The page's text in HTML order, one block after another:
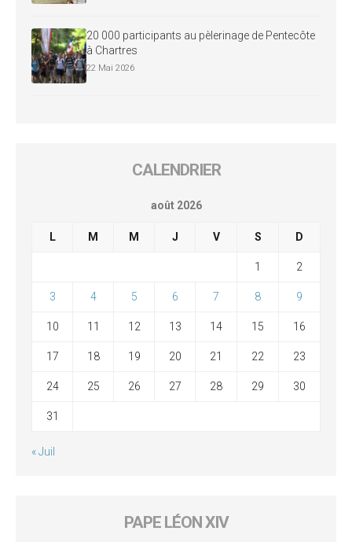
20 000 participants au pèlerinage de Pentecôte
à Chartres
22 Mai 2026
CALENDRIER
août 2026
L M M J V S D
1 2
3 4 5 6 7 8 9
10 11 12 13 14 15 16
17 18 19 20 21 22 23
24 25 26 27 28 29 30
31
« Juil
PAPE LÉON XIV